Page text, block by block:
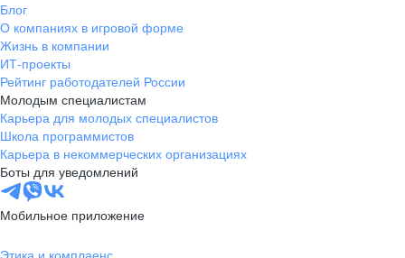
Блог
О компаниях в игровой форме
Жизнь в компании
ИТ-проекты
Рейтинг работодателей России
Молодым специалистам
Карьера для молодых специалистов
Школа программистов
Карьера в некоммерческих организациях
Боты для уведомлений
Мобильное приложение